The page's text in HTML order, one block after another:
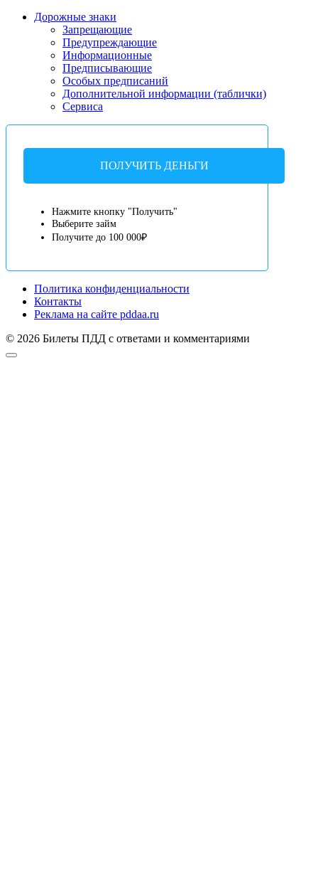
Дорожные знаки
Запрещающие
Предупреждающие
Информационные
Предписывающие
Особых предписаний
Дополнительной информации (таблички)
Сервиса
ПОЛУЧИТЬ ДЕНЬГИ
Нажмите кнопку "Получить"
Выберите займ
Получите до 100 000₽
Политика конфиденциальности
Контакты
Реклама на сайте pddaa.ru
© 2026 Билеты ПДД с ответами и комментариями